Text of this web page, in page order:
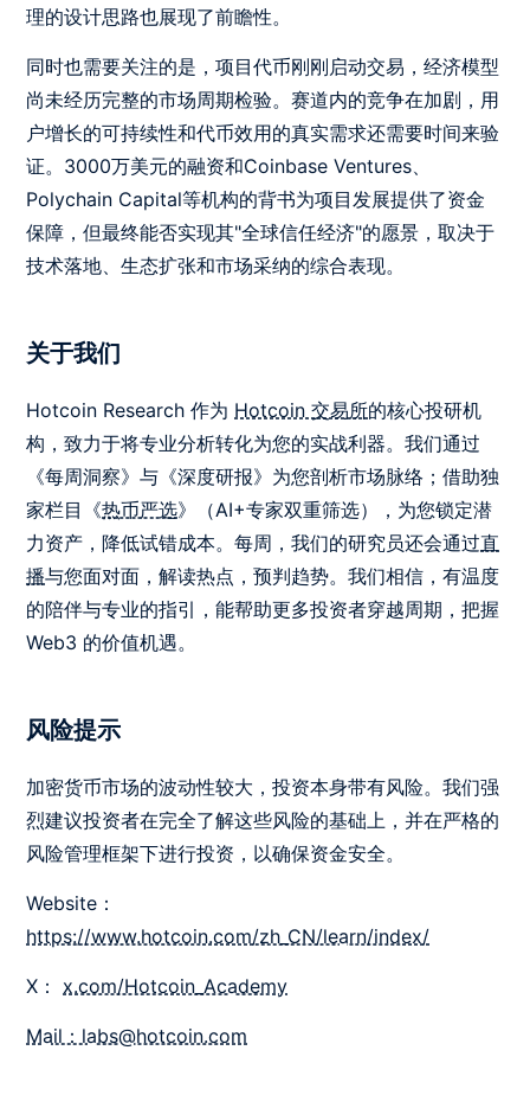
理的设计思路也展现了前瞻性。
同时也需要关注的是，项目代币刚刚启动交易，经济模型
尚未经历完整的市场周期检验。赛道内的竞争在加剧，用
户增长的可持续性和代币效用的真实需求还需要时间来验
证。3000万美元的融资和Coinbase Ventures、
Polychain Capital等机构的背书为项目发展提供了资金
保障，但最终能否实现其"全球信任经济"的愿景，取决于
技术落地、生态扩张和市场采纳的综合表现。
关于我们
Hotcoin Research 作为 Hotcoin 交易所的核心投研机
构，致力于将专业分析转化为您的实战利器。我们通过
《每周洞察》与《深度研报》为您剖析市场脉络；借助独
家栏目《热币严选》（AI+专家双重筛选），为您锁定潜
力资产，降低试错成本。每周，我们的研究员还会通过直
播与您面对面，解读热点，预判趋势。我们相信，有温度
的陪伴与专业的指引，能帮助更多投资者穿越周期，把握
Web3 的价值机遇。
风险提示
加密货币市场的波动性较大，投资本身带有风险。我们强
烈建议投资者在完全了解这些风险的基础上，并在严格的
风险管理框架下进行投资，以确保资金安全。
Website：
https://www.hotcoin.com/zh_CN/learn/index/
X： x.com/Hotcoin_Academy
Mail：labs@hotcoin.com